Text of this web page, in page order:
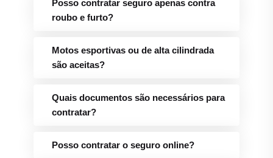
Posso contratar seguro apenas contra
roubo e furto?
Motos esportivas ou de alta cilindrada
são aceitas?
Quais documentos são necessários para
contratar?
Posso contratar o seguro online?